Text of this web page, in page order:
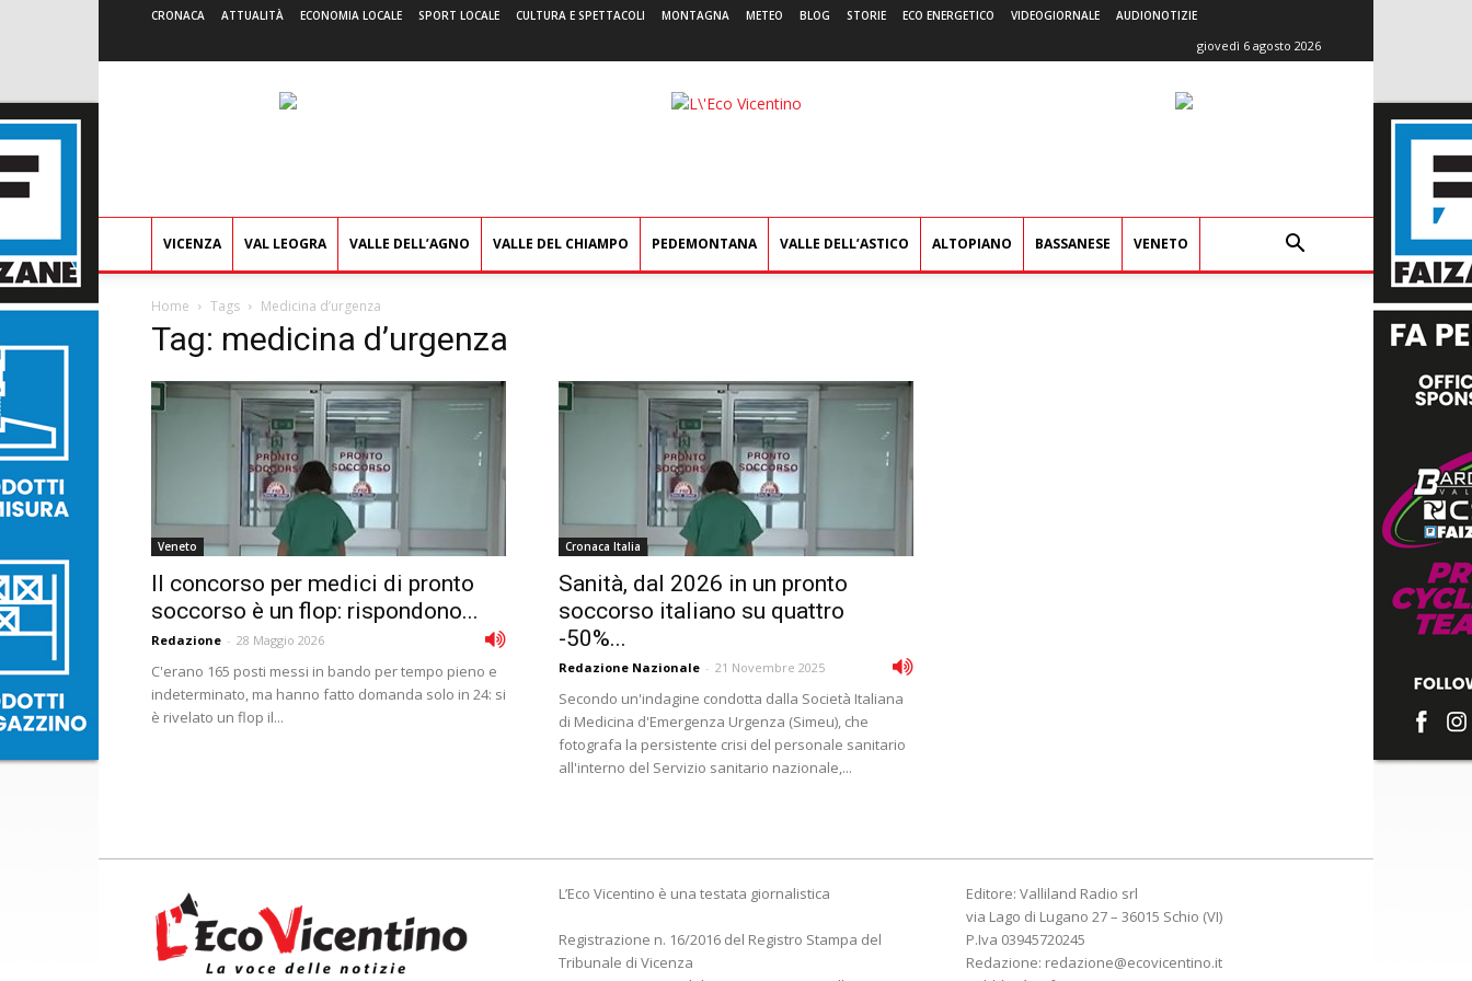
CRONACA ATTUALITÀ ECONOMIA LOCALE SPORT LOCALE CULTURA E SPETTACOLI MONTAGNA METEO BLOG STORIE ECO ENERGETICO VIDEOGIORNALE AUDIONOTIZIE
giovedì 6 agosto 2026
L'Eco
VICENZA VAL LEOGRA VALLE DELL’AGNO VALLE DEL CHIAMPO PEDEMONTANA VALLE DELL’ASTICO ALTOPIANO BASSANESE VENETO
Home Tags Medicina d’urgenza
Tag: medicina d’urgenza
Veneto
Il concorso per medici di pronto
soccorso è un flop: rispondono...
Redazione - 28 Maggio 2026
C'erano 165 posti messi in bando per tempo pieno e
indeterminato, ma hanno fatto domanda solo in 24: si
è rivelato un flop il...
Cronaca Italia
Sanità, dal 2026 in un pronto
soccorso italiano su quattro
-50%...
Redazione Nazionale - 21 Novembre 2025
Secondo un'indagine condotta dalla Società Italiana
di Medicina d'Emergenza Urgenza (Simeu), che
fotografa la persistente crisi del personale sanitario
all'interno del Servizio sanitario nazionale,...
L’Eco Vicentino è una testata giornalistica
Registrazione n. 16/2016 del Registro Stampa del
Tribunale di Vicenza
Editore: Valliland Radio srl
via Lago di Lugano 27 – 36015 Schio (VI)
P.Iva 03945720245
Redazione: redazione@ecovicentino.it